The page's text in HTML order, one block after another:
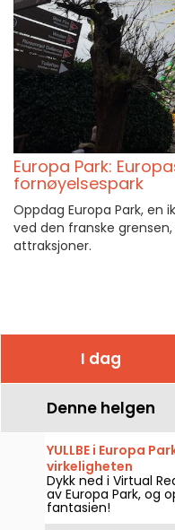
Europa Park:
fornøyelsespark
Oppdag Europa Park, en
ved den franske
attraksjoner.
I dag
Denne helgen
YULLBE i Europa
virkeligheten
Dykk ned i Virtual
av Europa Park, og
fantasien!